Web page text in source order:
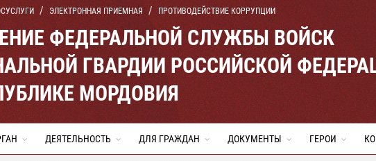
ЭЛЕКТРОННАЯ ПРИЕМНАЯ ПРОТИВОДЕЙСТВИЕ КОРРУПЦИИ
ФЕДЕРАЛЬНОЙ СЛУЖБЫ ВОЙСК
ГВАРДИИ РОССИЙСКОЙ
МОРДОВИЯ
ДЕЯТЕЛЬНОСТЬ ДЛЯ ГРАЖДАН ДОКУМЕНТЫ ГЕРОИ